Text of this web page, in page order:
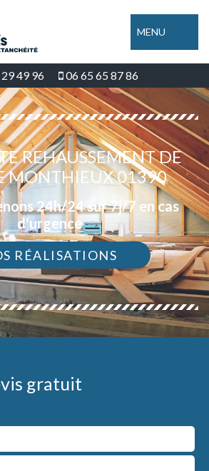
MENU
49 96 06 65 65 87 86
REHAUSSEMENT DE
MONTHIEUX 01390
24h/24 sur 7j/7 en cas
d'urgence
RÉALISATIONS
gratuit